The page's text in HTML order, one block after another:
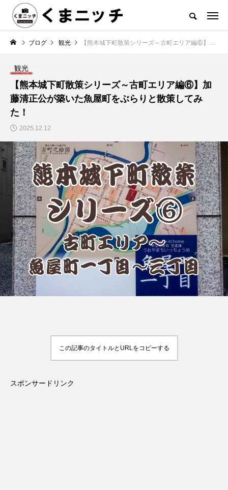
ブログ 観光 【熊本城下町散策シリーズ～古町エリア編⑥】加藤清正公が築いた魚屋町をぶらりと散策してみた！
観光
【熊本城下町散策シリーズ～古町エリア編⑥】加
藤清正公が築いた魚屋町をぶらりと散策してみ
た！
2025.12.12
この記事のタイトルとURLをコピーする
スポンサードリンク